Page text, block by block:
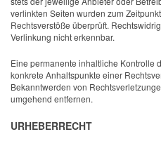
verlinkten Seiten wurden zum
Rechtsverstöße überprüft.
Verlinkung nicht erkennbar.
Eine permanente inhaltliche Kontrolle
konkrete Anhaltspunkte einer
Bekanntwerden von
umgehend entfernen.
URHEBERRECHT